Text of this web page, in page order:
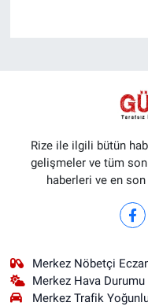
Rize ile ilgili bütün
gelişmeler ve tüm
haberleri ve en
Merkez Nöbetçi
Merkez Hava Durumu
Merkez Trafik